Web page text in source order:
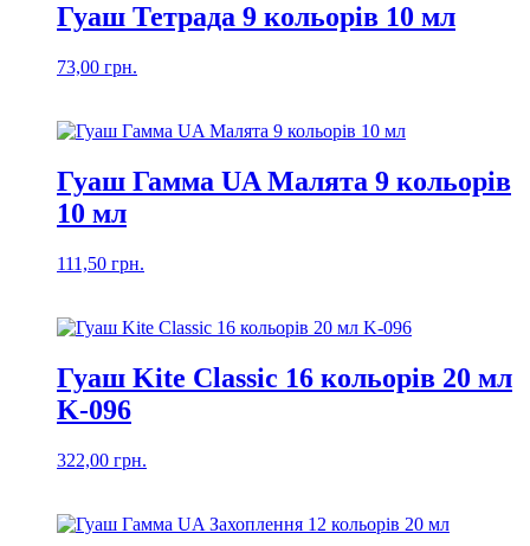
Гуаш Тетрада 9 кольорів 10 мл
73,00 грн.
Гуаш Гамма UA Малята 9 кольорів
10 мл
111,50 грн.
Гуаш Kite Classic 16 кольорів 20 мл
K-096
322,00 грн.